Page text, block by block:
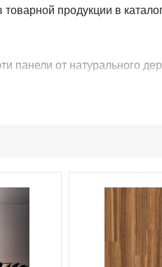
продукции в
панели от натурального
Scratch Protect.
Balterio Tradition
подходящий вид